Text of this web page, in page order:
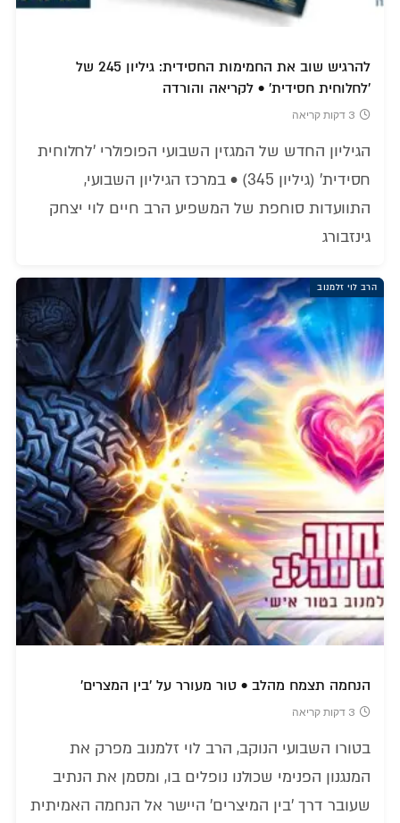
להרגיש שוב את החמימות החסידית: גיליון 245 של
'לחלוחית חסידית' • לקריאה והורדה
3 דקות קריאה
הגיליון החדש של המגזין השבועי הפופולרי 'לחלוחית
חסידית' (גיליון 345) • במרכז הגיליון השבועי,
התוועדות סוחפת של המשפיע הרב חיים לוי יצחק
גינזבורג
הרב לוי זלמנוב
הנחמה תצמח מהלב • טור מעורר על 'בין המצרים'
3 דקות קריאה
בטורו השבועי הנוקב, הרב לוי זלמנוב מפרק את
המנגנון הפנימי שכולנו נופלים בו, ומסמן את הנתיב
שעובר דרך 'בין המיצרים' היישר אל הנחמה האמיתית